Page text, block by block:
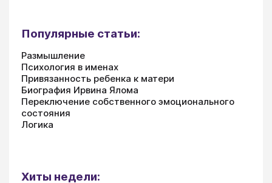
Популярные статьи:
Размышление
Психология в именах
Привязанность ребенка к матери
Биография Ирвина Ялома
Переключение собственного эмоционального
состояния
Логика
Хиты недели: